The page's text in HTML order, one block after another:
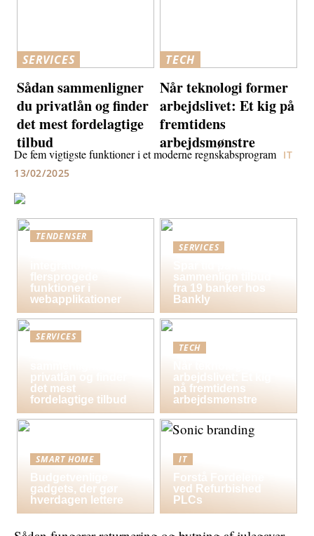
SERVICES
Sådan sammenligner
du privatlån og finder
det mest fordelagtige
tilbud
TECH
Når teknologi former
arbejdslivet: Et kig på
fremtidens
arbejdsmønstre
De fem vigtigste funktioner i et moderne regnskabsprogram IT
13/02/2025
TENDENSER
flersprogede
funktioner i
webapplikationer
SERVICES
sammenlign tilbud
fra 19 banker hos
Bankly
SERVICES
privatlån og finder
det mest
fordelagtige tilbud
TECH
arbejdslivet: Et kig
på fremtidens
arbejdsmønstre
SMART HOME
Budgetvenlige
gadgets, der gør
hverdagen lettere
IT
Forstå Fordelene
ved Refurbished
PLCs